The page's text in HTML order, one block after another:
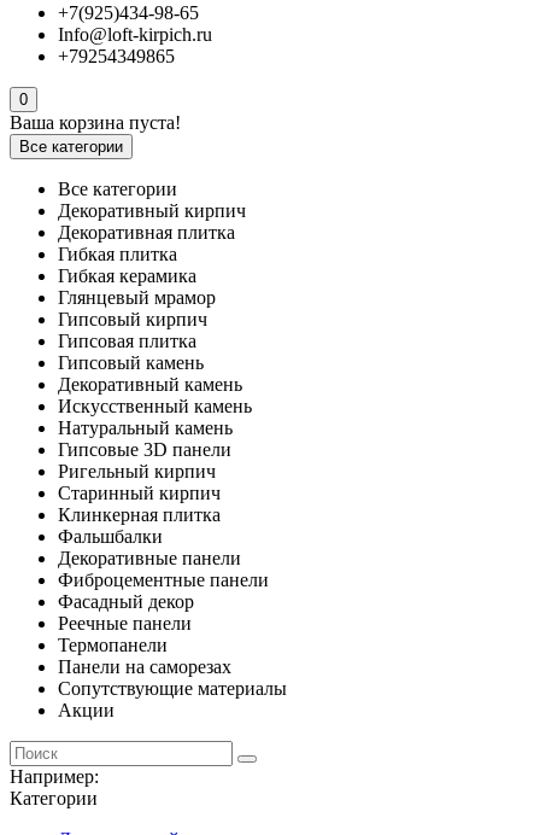
+7(925)434-98-65
Info@loft-kirpich.ru
+79254349865
0
Ваша корзина пуста!
Все категории
Все категории
Декоративный кирпич
Декоративная плитка
Гибкая плитка
Гибкая керамика
Глянцевый мрамор
Гипсовый кирпич
Гипсовая плитка
Гипсовый камень
Декоративный камень
Искусственный камень
Натуральный камень
Гипсовые 3D панели
Ригельный кирпич
Старинный кирпич
Клинкерная плитка
Фальшбалки
Декоративные панели
Фиброцементные панели
Фасадный декор
Реечные панели
Термопанели
Панели на саморезах
Сопутствующие материалы
Акции
Например:
Категории